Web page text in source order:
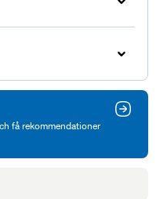
få rekommendationer